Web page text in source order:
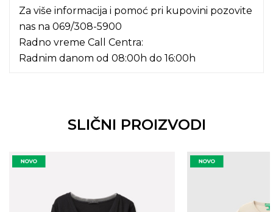
Za više informacija i pomoć pri kupovini pozovite
nas na 069/308-5900
Radno vreme Call Centra:
Radnim danom od 08:00h do 16:00h
SLIČNI PROIZVODI